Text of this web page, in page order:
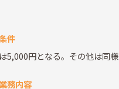
件
5,000円となる。その他は同様
務内容